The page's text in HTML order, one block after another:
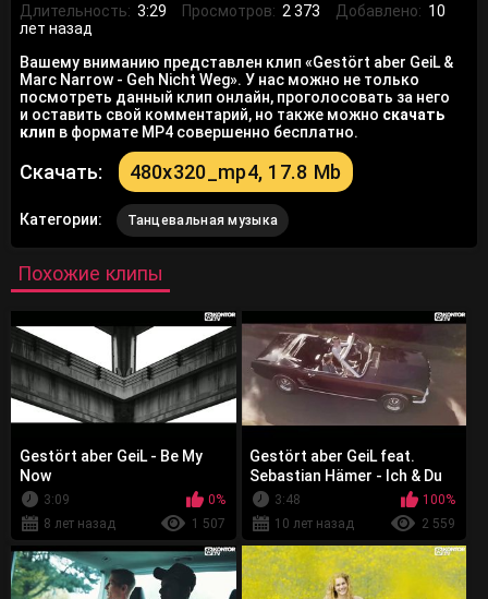
Длительность: 3:29 Просмотров: 2 373 Добавлено: 10
лет назад
Вашему вниманию представлен клип «Gestört aber GeiL &
Marc Narrow - Geh Nicht Weg». У нас можно не только
посмотреть данный клип онлайн, проголосовать за него
и оставить свой комментарий, но также можно скачать
клип в формате MP4 совершенно бесплатно.
Скачать: 480x320_mp4, 17.8 Mb
Категории: Танцевальная музыка
Похожие клипы
Gestört aber GeiL - Be My
Now
3:09
0%
8 лет назад
1 507
Gestört aber GeiL feat.
Sebastian Hämer - Ich & Du
3:48
100%
10 лет назад
2 559